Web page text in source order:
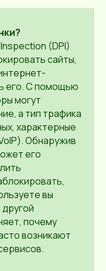
(DPI)
сайты,
его. С помощью
могут
а тип трафика
характерные
Обнаружив
его
вы
почему
возникают